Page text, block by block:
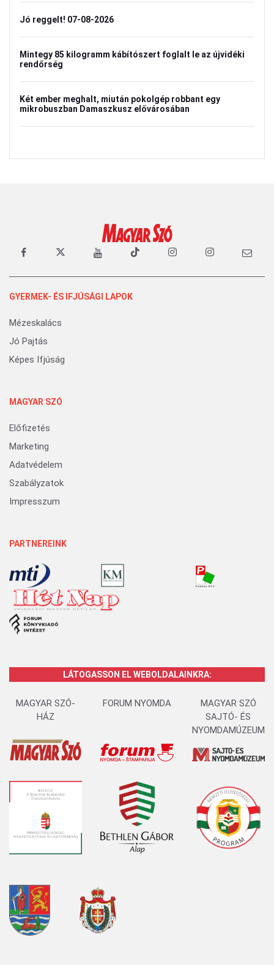
Jó reggelt! 07-08-2026
Mintegy 85 kilogramm kábítószert foglalt le az újvidéki
rendőrség
Két ember meghalt, miután pokolgép robbant egy
mikrobuszban Damaszkusz elővárosában
GYERMEK- ÉS IFJÚSÁGI LAPOK
Mézeskalács
Jó Pajtás
Képes Ifjúság
MAGYAR SZÓ
Előfizetés
Marketing
Adatvédelem
Szabályzatok
Impresszum
PARTNEREINK
LÁTOGASSON EL WEBOLDALAINKRA:
MAGYAR SZÓ-
HÁZ
FORUM NYOMDA
MAGYAR SZÓ
SAJTÓ- ÉS
NYOMDAMÚZEUM